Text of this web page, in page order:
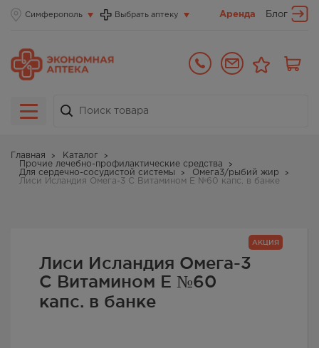
Симферополь Выбрать аптеку Аренда Блог
Главная
Каталог
Прочие лечебно-профилактические средства
Для сердечно-сосудистой системы
Омега3/рыбий жир
Лиси Исландия Омега-3 С Витамином Е №60 капс. в банке
АКЦИЯ
Лиси Исландия Омега-3
С Витамином Е №60
капс. в банке